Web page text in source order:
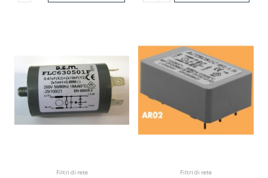
Filtri di rete Filtri di rete